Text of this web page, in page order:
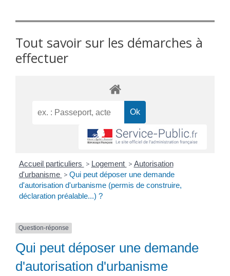
Tout savoir sur les démarches à
effectuer
Accueil particuliers > Logement > Autorisation
d'urbanisme > Qui peut déposer une demande
d'autorisation d'urbanisme (permis de construire,
déclaration préalable...) ?
Question-réponse
Qui peut déposer une demande
d'autorisation d'urbanisme